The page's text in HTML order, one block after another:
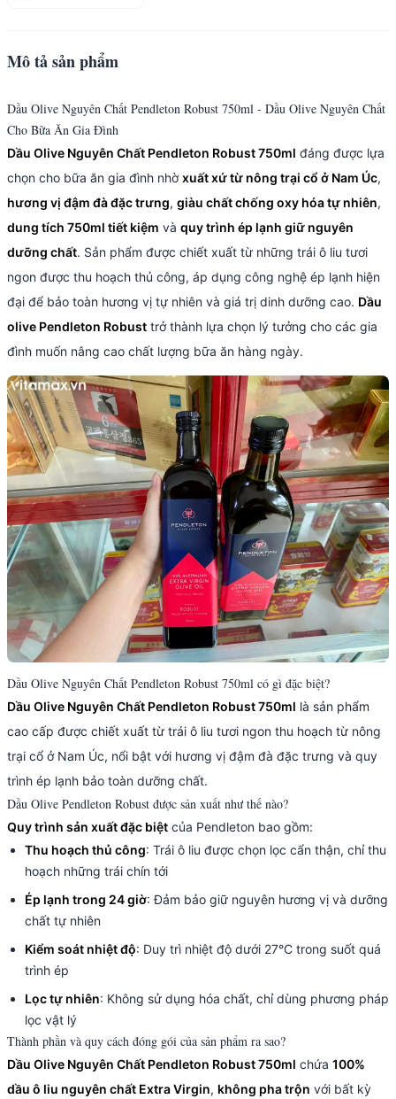
Mô tả sản phẩm
Dầu Olive Nguyên Chất Pendleton Robust 750ml - Dầu Olive Nguyên Chất
Cho Bữa Ăn Gia Đình
Dầu Olive Nguyên Chất Pendleton Robust 750ml đáng được lựa
chọn cho bữa ăn gia đình nhờxuất xứ từ nông trại cổ ở Nam Úc,
hương vị đậm đà đặc trưng, giàu chất chống oxy hóa tự nhiên,
dung tích 750ml tiết kiệm và quy trình ép lạnh giữ nguyên
dưỡng chất. Sản phẩm được chiết xuất từ những trái ô liu tươi
ngon được thu hoạch thủ công, áp dụng công nghệ ép lạnh hiện
đại để bảo toàn hương vị tự nhiên và giá trị dinh dưỡng cao. Dầu
olive Pendleton Robust trở thành lựa chọn lý tưởng cho các gia
đình muốn nâng cao chất lượng bữa ăn hàng ngày.
Dầu Olive Nguyên Chất Pendleton Robust 750ml có gì đặc biệt?
Dầu Olive Nguyên Chất Pendleton Robust 750ml là sản phẩm
cao cấp được chiết xuất từ trái ô liu tươi ngon thu hoạch từ nông
trại cổ ở Nam Úc, nổi bật với hương vị đậm đà đặc trưng và quy
trình ép lạnh bảo toàn dưỡng chất.
Dầu Olive Pendleton Robust được sản xuất như thế nào?
Quy trình sản xuất đặc biệt của Pendleton bao gồm:
Thu hoạch thủ công: Trái ô liu được chọn lọc cẩn thận, chỉ thu
hoạch những trái chín tới
Ép lạnh trong 24 giờ: Đảm bảo giữ nguyên hương vị và dưỡng
chất tự nhiên
Kiểm soát nhiệt độ: Duy trì nhiệt độ dưới 27°C trong suốt quá
trình ép
Lọc tự nhiên: Không sử dụng hóa chất, chỉ dùng phương pháp
lọc vật lý
Thành phần và quy cách đóng gói của sản phẩm ra sao?
Dầu Olive Nguyên Chất Pendleton Robust 750ml chứa 100%
dầu ô liu nguyên chất Extra Virgin, không pha trộn với bất kỳ